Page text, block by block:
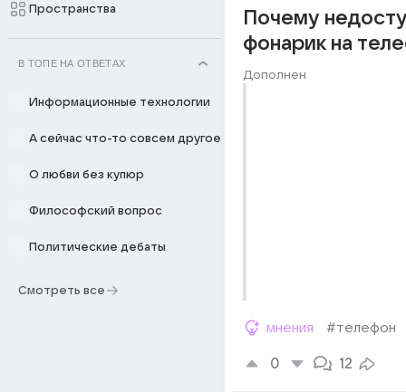
Пространства
В ТОПЕ НА ОТВЕТАХ
Информационные технологии
А сейчас что-то совсем другое
О любви без купюр
Философский вопрос
Политические дебаты
Смотреть все
Почему
фонарик на
Дополнен
мнения #телефон
0 12